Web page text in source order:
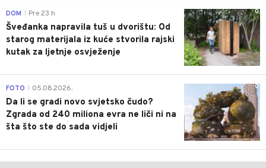
0
DOM Pre 23 h
Šveđanka napravila tuš u dvorištu: Od
starog materijala iz kuće stvorila rajski
kutak za ljetnje osvježenje
0
FOTO 05.08.2026.
Da li se gradi novo svjetsko čudo?
Zgrada od 240 miliona evra ne liči ni na
šta što ste do sada vidjeli